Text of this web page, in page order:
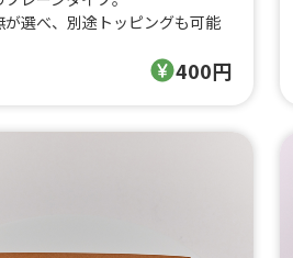
が選べ、別途トッピングも可能
400円